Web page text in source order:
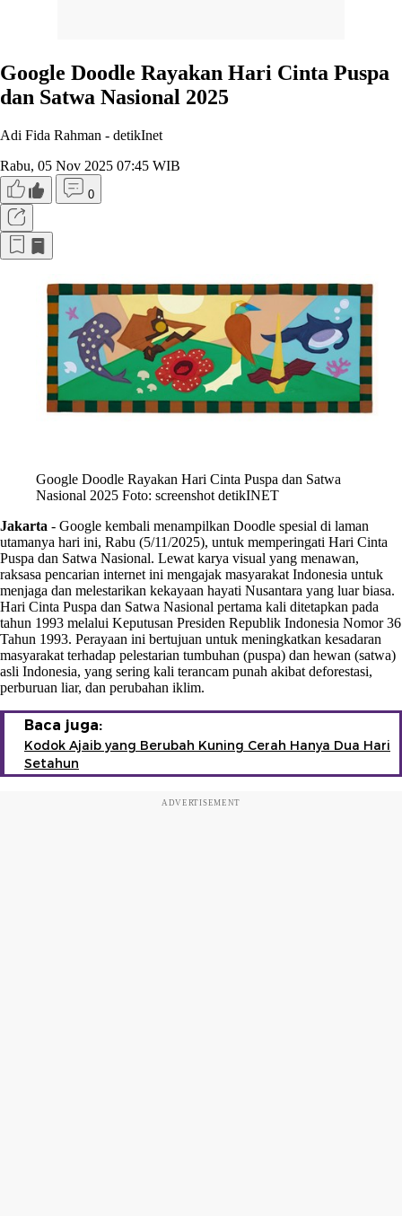
Google Doodle Rayakan Hari Cinta Puspa
dan Satwa Nasional 2025
Adi Fida Rahman - detikInet
Rabu, 05 Nov 2025 07:45 WIB
0
Google Doodle Rayakan Hari Cinta Puspa dan Satwa
Nasional 2025 Foto: screenshot detikINET
Jakarta - Google kembali menampilkan Doodle spesial di laman
utamanya hari ini, Rabu (5/11/2025), untuk memperingati Hari Cinta
Puspa dan Satwa Nasional. Lewat karya visual yang menawan,
raksasa pencarian internet ini mengajak masyarakat Indonesia untuk
menjaga dan melestarikan kekayaan hayati Nusantara yang luar biasa.
Hari Cinta Puspa dan Satwa Nasional pertama kali ditetapkan pada
tahun 1993 melalui Keputusan Presiden Republik Indonesia Nomor 36
Tahun 1993. Perayaan ini bertujuan untuk meningkatkan kesadaran
masyarakat terhadap pelestarian tumbuhan (puspa) dan hewan (satwa)
asli Indonesia, yang sering kali terancam punah akibat deforestasi,
perburuan liar, dan perubahan iklim.
Baca juga:
Kodok Ajaib yang Berubah Kuning Cerah Hanya Dua Hari
Setahun
ADVERTISEMENT